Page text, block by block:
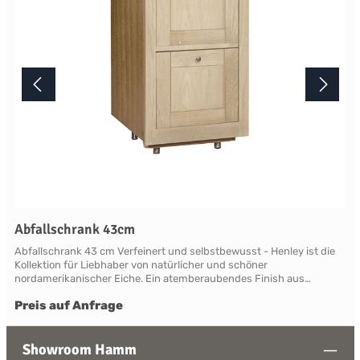
Abfallschrank 43cm
Abfallschrank 43 cm Verfeinert und selbstbewusst - Henley ist die
Kollektion für Liebhaber von natürlicher und schöner
nordamerikanischer Eiche. Ein atemberaubendes Finish aus
modernen Mainstream abhebt. Die Eiche ist so gut geschützt und
zeitgenössisch und ein wenig von beidem zu sein. In der
Preis auf Anfrage
Showroom Hamm